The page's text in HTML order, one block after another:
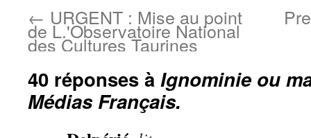
← URGENT : Mise au point
de L.'Observatoire National
des Cultures Taurines
40 réponses à Ignominie ou
Médias Français.